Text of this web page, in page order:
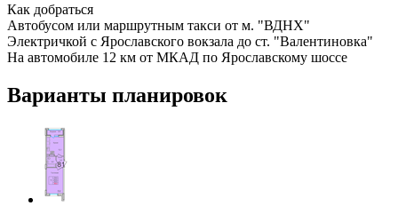
Как добраться
Автобусом или маршрутным такси от м. "ВДНХ"
Электричкой с Ярославского вокзала до ст. "Валентиновка"
На автомобиле 12 км от МКАД по Ярославскому шоссе
Варианты планировок